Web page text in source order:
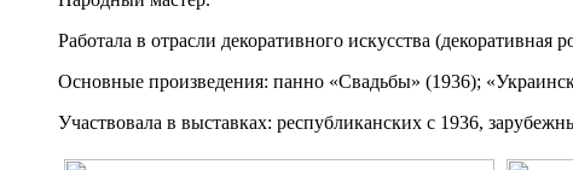
Работала в отрасли декоративного искусства (декоративная
Основные произведения: панно «Свадьбы» (1936);
Участвовала в выставках: республиканских с 1936,